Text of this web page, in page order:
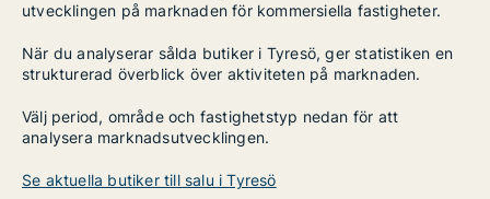
utvecklingen på marknaden för kommersiella fastigheter.
När du analyserar sålda butiker i Tyresö, ger statistiken en
strukturerad överblick över aktiviteten på marknaden.
Välj period, område och fastighetstyp nedan för att
analysera marknadsutvecklingen.
Se aktuella butiker till salu i Tyresö